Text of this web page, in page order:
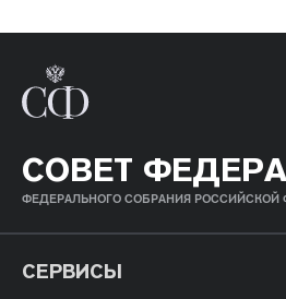
СОВЕТ
ФЕДЕРАЛЬНОГО СОБРАНИЯ РОССИЙСКОЙ
СЕРВИСЫ